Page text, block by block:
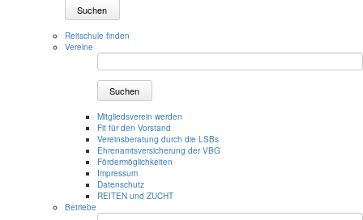
Suchen
Reitschule finden
Vereine
Suchen
Mitgliedsverein werden
Fit für den Vorstand
Vereinsberatung durch die LSBs
Ehrenamtsversicherung der VBG
Fördermöglichkeiten
Impressum
Datenschutz
REITEN und ZUCHT
Betriebe